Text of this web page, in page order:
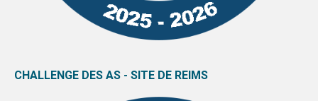
CHALLENGE DES AS - SITE DE REIMS